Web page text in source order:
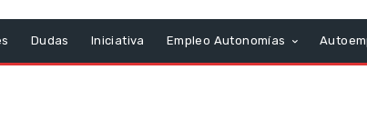
Dudas Iniciativa Empleo Autonomías